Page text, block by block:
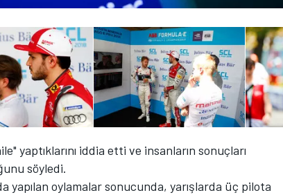
yaptıklarını iddia etti ve insanların sonuçları
söyledi.
yapılan oylamalar sonucunda, yarışlarda üç pilota